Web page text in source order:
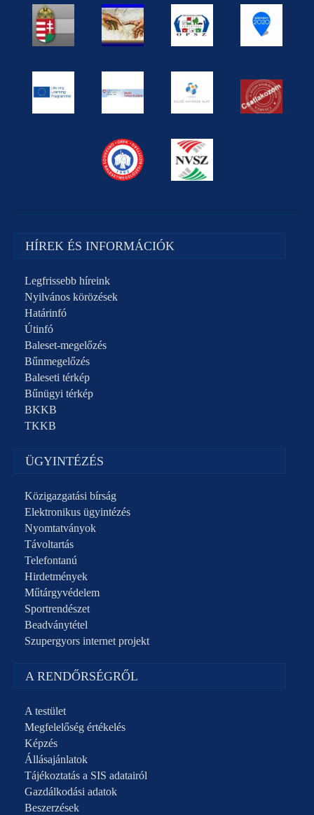
HÍREK ÉS INFORMÁCIÓK
Legfrissebb híreink
Nyilvános körözések
Határinfó
Útinfó
Baleset-megelőzés
Bűnmegelőzés
Baleseti térkép
Bűnügyi térkép
BKKB
TKKB
ÜGYINTÉZÉS
Közigazgatási bírság
Elektronikus ügyintézés
Nyomtatványok
Távoltartás
Telefontanú
Hirdetmények
Műtárgyvédelem
Sportrendészet
Beadványtétel
Szupergyors internet projekt
A RENDŐRSÉGRŐL
A testület
Megfelelőség értékelés
Képzés
Állásajánlatok
Tájékoztatás a SIS adatairól
Gazdálkodási adatok
Beszerzések